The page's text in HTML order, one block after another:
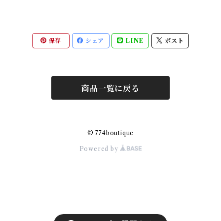
保存 シェア LINE ポスト
商品一覧に戻る
© 774boutique
Powered by